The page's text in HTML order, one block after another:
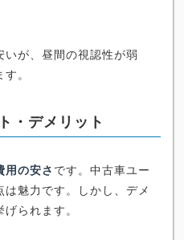
が、昼間の視認性が弱
。
・デメリット
用の安さです。中古車ユー
魅力です。しかし、デメ
られます。